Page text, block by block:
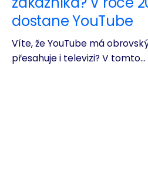
dostane YouTube
Víte, že YouTube má
přesahuje i televizi? V tomto...